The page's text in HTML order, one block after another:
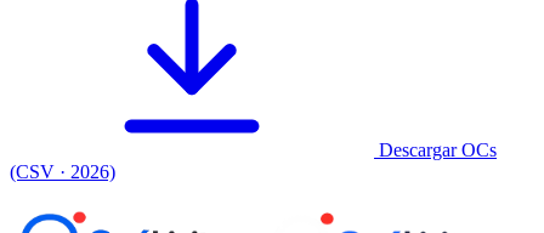
Descargar OCs
(CSV · 2026)